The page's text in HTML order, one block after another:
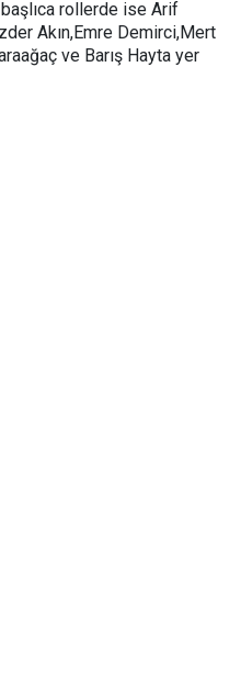
başlıca rollerde ise Arif
Akın,Emre Demirci,Mert
ve Barış Hayta yer